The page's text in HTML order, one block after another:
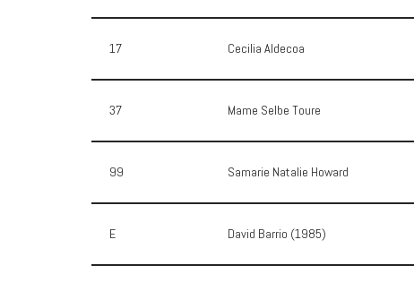
17 Cecilia Aldecoa
37 Mame Selbe Toure
99 Samarie Natalie Howard
E David Barrio (1985)